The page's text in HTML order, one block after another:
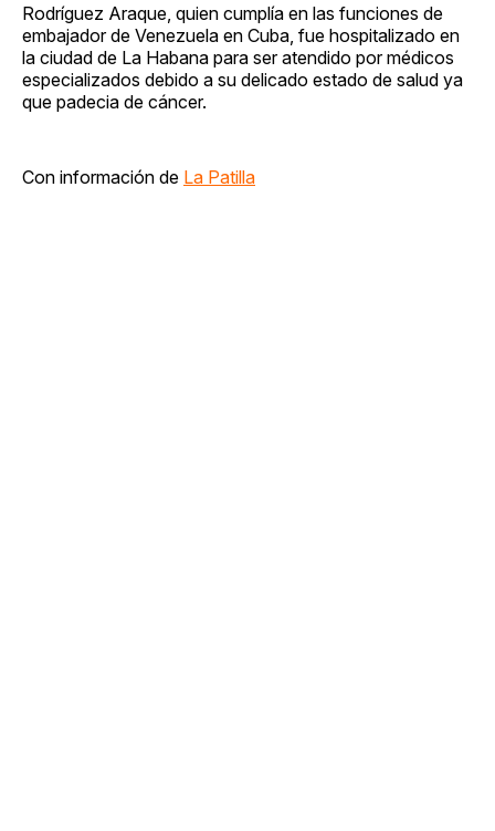
Rodríguez Araque, quien cumplía en las funciones de
embajador de Venezuela en Cuba, fue hospitalizado en
la ciudad de La Habana para ser atendido por médicos
especializados debido a su delicado estado de salud ya
que padecia de cáncer.
Con información de La Patilla